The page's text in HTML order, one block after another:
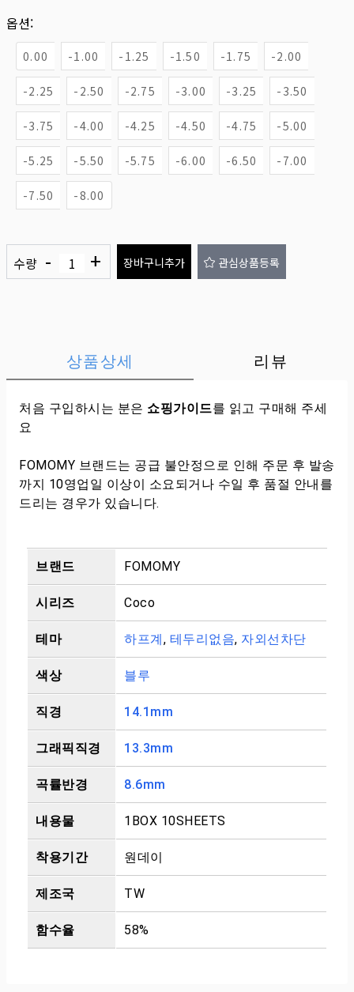
옵션:
0.00 -1.00 -1.25 -1.50 -1.75 -2.00
-2.25 -2.50 -2.75 -3.00 -3.25 -3.50
-3.75 -4.00 -4.25 -4.50 -4.75 -5.00
-5.25 -5.50 -5.75 -6.00 -6.50 -7.00
-7.50 -8.00
수량 - + 장바구니추가 관심상품등록
상품상세 리뷰
처음 구입하시는 분은 쇼핑가이드를 읽고 구매해 주세
요
FOMOMY 브랜드는 공급 불안정으로 인해 주문 후 발송
까지 10영업일 이상이 소요되거나 수일 후 품절 안내를
드리는 경우가 있습니다.
브랜드 FOMOMY
시리즈 Coco
테마 하프계, 테두리없음, 자외선차단
색상 블루
직경 14.1mm
그래픽직경 13.3mm
곡률반경 8.6mm
내용물 1BOX 10SHEETS
착용기간 원데이
제조국 TW
함수율 58%